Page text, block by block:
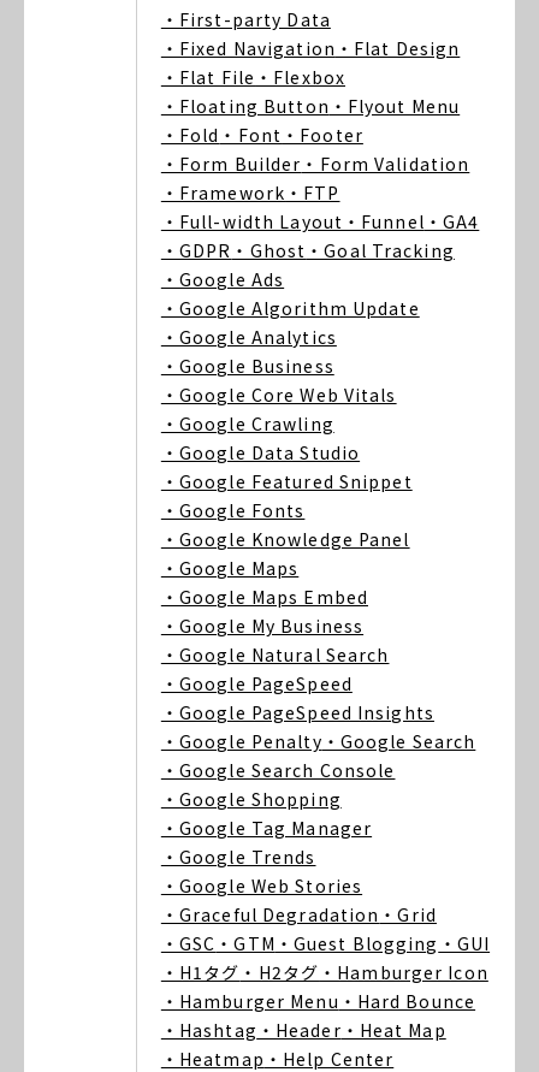
・First-party Data
・Fixed Navigation ・Flat Design
・Flat File ・Flexbox
・Floating Button ・Flyout Menu
・Fold ・Font ・Footer
・Form Builder ・Form Validation
・Framework ・FTP
・Full-width Layout ・Funnel ・GA4
・GDPR ・Ghost ・Goal Tracking
・Google Ads
・Google Algorithm Update
・Google Analytics
・Google Business
・Google Core Web Vitals
・Google Crawling
・Google Data Studio
・Google Featured Snippet
・Google Fonts
・Google Knowledge Panel
・Google Maps
・Google Maps Embed
・Google My Business
・Google Natural Search
・Google PageSpeed
・Google PageSpeed Insights
・Google Penalty ・Google Search
・Google Search Console
・Google Shopping
・Google Tag Manager
・Google Trends
・Google Web Stories
・Graceful Degradation ・Grid
・GSC ・GTM ・Guest Blogging ・GUI
・H1タグ ・H2タグ ・Hamburger Icon
・Hamburger Menu ・Hard Bounce
・Hashtag ・Header ・Heat Map
・Heatmap ・Help Center